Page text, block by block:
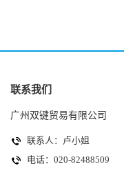
联系我们
广州双键贸易有限公司
联系人：卢小姐
电话：020-82488509